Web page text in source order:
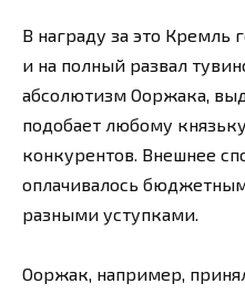
В награду за это Кремль
и на полный развал
абсолютизм Ооржака,
подобает любому
конкурентов. Внешнее
оплачивалось
разными уступками.
Ооржак, например,